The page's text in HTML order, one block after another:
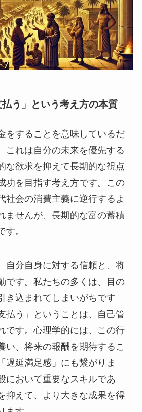
払う」という考え方の本質
をすることを意味しているだ
これは自分の未来を優先する
な欲求を抑えて長期的な視点
功を目指す考え方です。この
社会の消費主義に逆行するよ
ませんが、長期的な富の蓄積
す。
自分自身に対する信頼と、将
です。私たちの多くは、目の
き込まれてしまいがちです
払う」ということは、自己管
です。心理学的には、この行
い、将来の報酬を期待するこ
遅延満足感」にも繋がりま
において重要なスキルであ
抑えて、より大きな成果を得